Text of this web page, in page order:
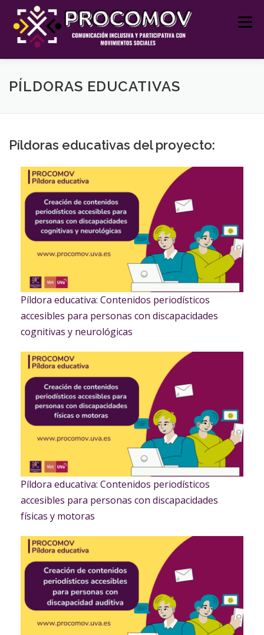
contenido
Menú
INICIO PROCOMOV RECURSOS EDUCATIVOS
PROYECTOS BLOG CONTACTO
PÍLDORAS EDUCATIVAS
Píldoras educativas del proyecto:
Píldora educativa: Contenidos periodísticos
accesibles para personas con discapacidades
cognitivas y neurológicas
Píldora educativa: Contenidos periodísticos
accesibles para personas con discapacidades
físicas y motoras